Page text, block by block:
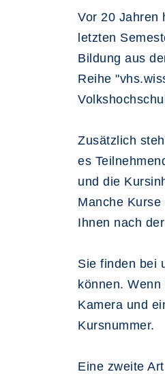
Vor 20 Jahren
letzten
Bildung aus
Reihe
Zusätzlich
es
und die
Manche
Ihnen nach
Sie finden bei
können.
Kamera und
Kursnummer.
Eine zweite